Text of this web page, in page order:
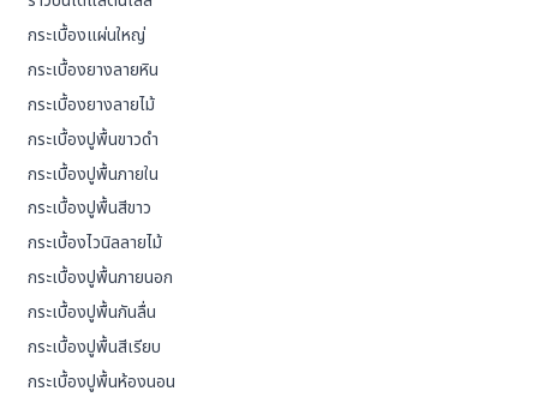
กระเบื้องแผ่นใหญ่
กระเบื้องยางลายหิน
กระเบื้องยางลายไม้
กระเบื้องปูพื้นขาวดำ
กระเบื้องปูพื้นภายใน
กระเบื้องปูพื้นสีขาว
กระเบื้องไวนิลลายไม้
กระเบื้องปูพื้นภายนอก
กระเบื้องปูพื้นกันลื่น
กระเบื้องปูพื้นสีเรียบ
กระเบื้องปูพื้นห้องนอน